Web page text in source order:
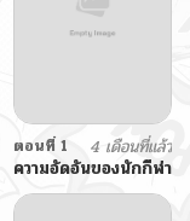
ตอนที่ 1
4 เดือนที่แล้ว
ความอัดอั้นของนักกีฬา